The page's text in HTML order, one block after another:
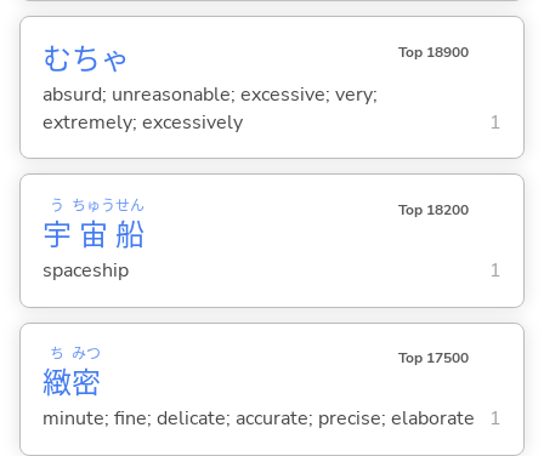
むちゃ Top 18900
absurd; unreasonable; excessive; very;
extremely; excessively
1
宇
う
宙
ちゅう
船
せん Top 18200
spaceship 1
緻
ち
密
みつ Top 17500
minute; fine; delicate; accurate; precise; elaborate 1